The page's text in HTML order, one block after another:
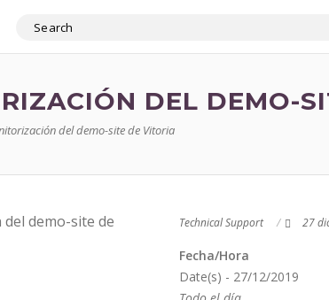
DEL DEMO-
del demo-site de Vitoria
Technical Support 27
Fecha/Hora
Date(s) - 27/12/2019